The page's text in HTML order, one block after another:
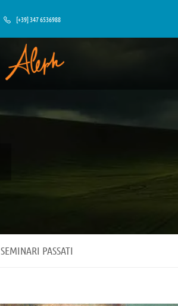
[+39] 347 6536988
SEMINARI PASSATI